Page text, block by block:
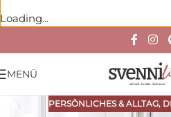
Loading...
MENÜ
PERSÖNLICHES & ALLTAG,